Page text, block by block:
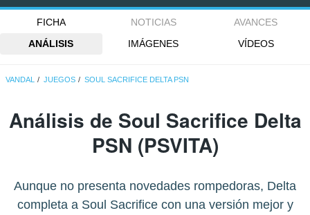
FICHA NOTICIAS
AVANCES
ANÁLISIS
IMÁGENES VÍDEOS
VANDAL JUEGOS SOUL SACRIFICE DELTA PSN
Análisis de Soul Sacrifice Delta
PSN (PSVITA)
Aunque no presenta novedades rompedoras, Delta
completa a Soul Sacrifice con una versión mejor y